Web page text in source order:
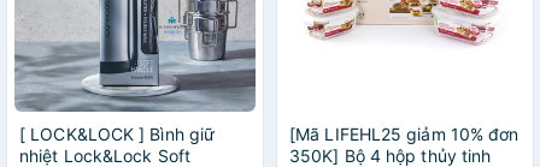
[ LOCK&LOCK ] Bình giữ
nhiệt Lock&Lock Soft
[Mã LIFEHL25 giảm 10% đơn
350K] Bộ 4 hộp thủy tinh